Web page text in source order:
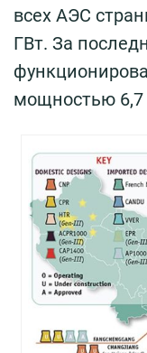
всех АЭС
ГВт. За
мощностью 6,7